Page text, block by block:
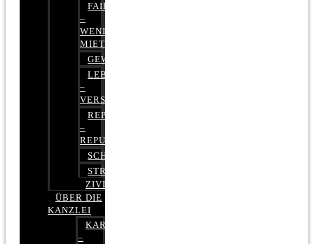
FAIRMIETEN
–
WENIGER
MIETE
GEWERBERECHT
LEBENSVERSICHERUNG
–
VERSICHERUNGSRECHT
REPUTATIONSRECHT
–
REPUTATIONSMANAGEMENT
SCHUFARECHT
STRAFRECHT
ZIVILRECHT
ÜBER DIE
KANZLEI
KARRIERE
–